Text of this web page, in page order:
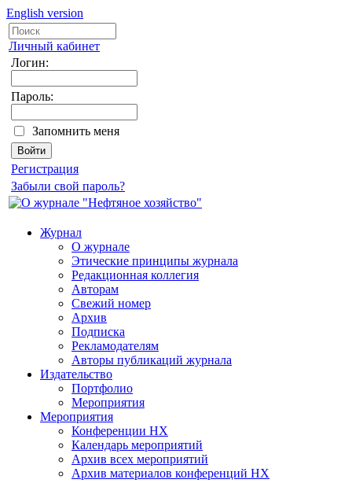
English version
Личный кабинет
Логин:
Пароль:
Запомнить меня
Регистрация
Забыли свой пароль?
Журнал
О журнале
Этические принципы журнала
Редакционная коллегия
Авторам
Свежий номер
Архив
Подписка
Рекламодателям
Авторы публикаций журнала
Издательство
Портфолио
Мероприятия
Мероприятия
Конференции НХ
Календарь мероприятий
Архив всех мероприятий
Архив материалов конференций НХ